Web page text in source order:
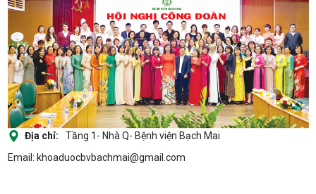
Địa chỉ:
Tầng 1- Nhà Q- Bệnh viện Bạch Mai
Email: khoaduocbvbachmai@gmail.com